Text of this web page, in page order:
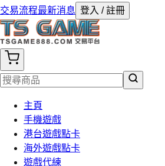
交易流程最新消息 登入 / 註冊
主頁
手機遊戲
港台遊戲點卡
海外遊戲點卡
遊戲代練